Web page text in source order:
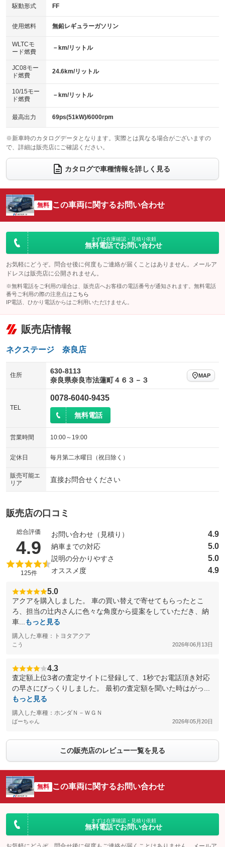
USB入力端子
：装備なし
100V電源
：装備なし
センターデフロック
：装備なし
電動格納ミラー
：装備あり
HID(キセノンライト)
：装備なし
バックカメラ
：装備あり
エアロ
：装備なし
：装備なし
パワーシート
ベンチシート
：装備なし
チップアップシート
：装備なし
：装備なし ：装備なし
ウォークスルー
：装備なし
電動リアゲート フロントカメラ
：装備なし
：装備なし ：装備なし
サイドカメラ
：装備なし ルーフレール
：装備なし
：装備なし
：装備なし
駆動形式 FF
使用燃料 無鉛レギュラーガソリン
WLTCモ
ード燃費
－km/リットル
JC08モー
ド燃費
24.6km/リットル
10/15モー
ド燃費
－km/リットル
最高出力 69ps(51kW)/6000rpm
※新車時のカタログデータとなります。実際とは異なる場合がございますの
で、詳細は販売店にご確認ください。
カタログで車種情報を詳しく見る
無料 この車両に関するお問い合わせ
まずは在庫確認・見積り依頼
無料電話でお問い合わせ
お気軽にどうぞ。問合せ後に何度もご連絡が届くことはありません。メールア
ドレスは販売店に公開されません。
※無料電話をご利用の場合は、販売店へお客様の電話番号が通知されます。無料電話
番号ご利用の際の注意点は こちら
IP電話、ひかり電話からはご利用いただけません。
販売店情報
ネクステージ 奈良店
住所
630-8113
奈良県奈良市法蓮町４６３－３
MAP
TEL
0078-6040-9435
無料電話
営業時間 10:00～19:00
定休日 毎月第二水曜日（祝日除く）
販売可能エ
リア
直接お問合せください
販売店の口コミ
総合評価
4.9 （5点満点中）
125件
お問い合わせ（見積り） 4.9
納車までの対応 5.0
説明の分かりやすさ 5.0
オススメ度 4.9
5.0
アクアを購入しました。 車の買い替えで寄せてもらったとこ
ろ、担当の辻内さんに色々な角度から提案をしていただき、納
車...
もっと見る
購入した車種：トヨタアクア
こう 2026年06月13日
4.3
査定額上位3者の査定サイトに登録して、1秒でお電話頂き対応
の早さにびっくりしました。 最初の査定額を聞いた時はがっ...
もっと見る
購入した車種：ホンダＮ－ＷＧＮ
ばーちゃん 2026年05月20日
この販売店のレビュー一覧を見る
無料 この車両に関するお問い合わせ
まずは在庫確認・見積り依頼
無料電話でお問い合わせ